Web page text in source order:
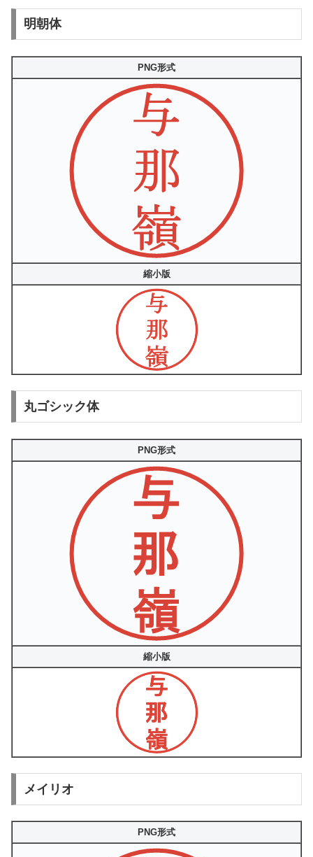
明朝体
PNG形式
縮小版
丸ゴシック体
PNG形式
縮小版
メイリオ
PNG形式